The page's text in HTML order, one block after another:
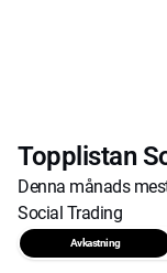
Topplistan
Denna månads
Social Trading
Avkastning